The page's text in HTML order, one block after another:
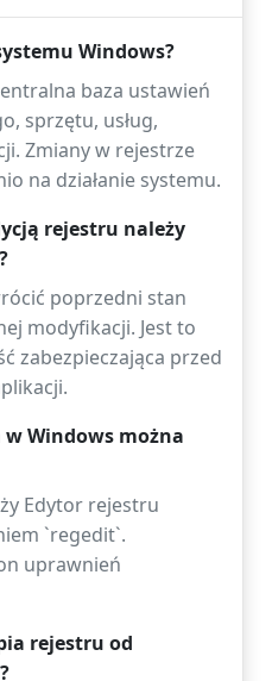
Windows?
baza ustawień
sprzętu, usług,
Zmiany w rejestrze
na działanie systemu.
rejestru należy
poprzedni stan
modyfikacji. Jest to
zabezpieczająca przed
Windows można
Edytor rejestru
`regedit`.
uprawnień
rejestru od